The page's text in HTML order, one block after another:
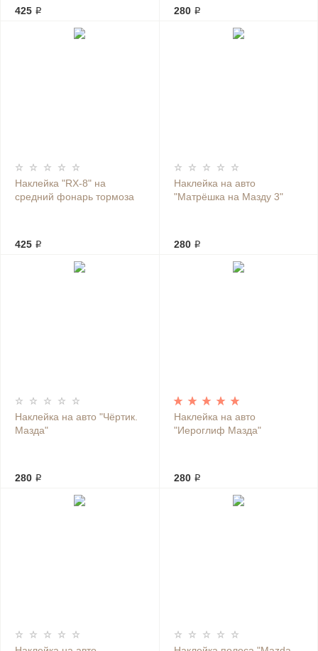
425 ₽ 280 ₽
Наклейка "RX-8" на
средний фонарь тормоза
425 ₽
Наклейка на авто
"Матрёшка на Мазду 3"
280 ₽
Наклейка на авто "Чёртик.
Мазда"
280 ₽
Наклейка на авто
"Иероглиф Мазда"
280 ₽